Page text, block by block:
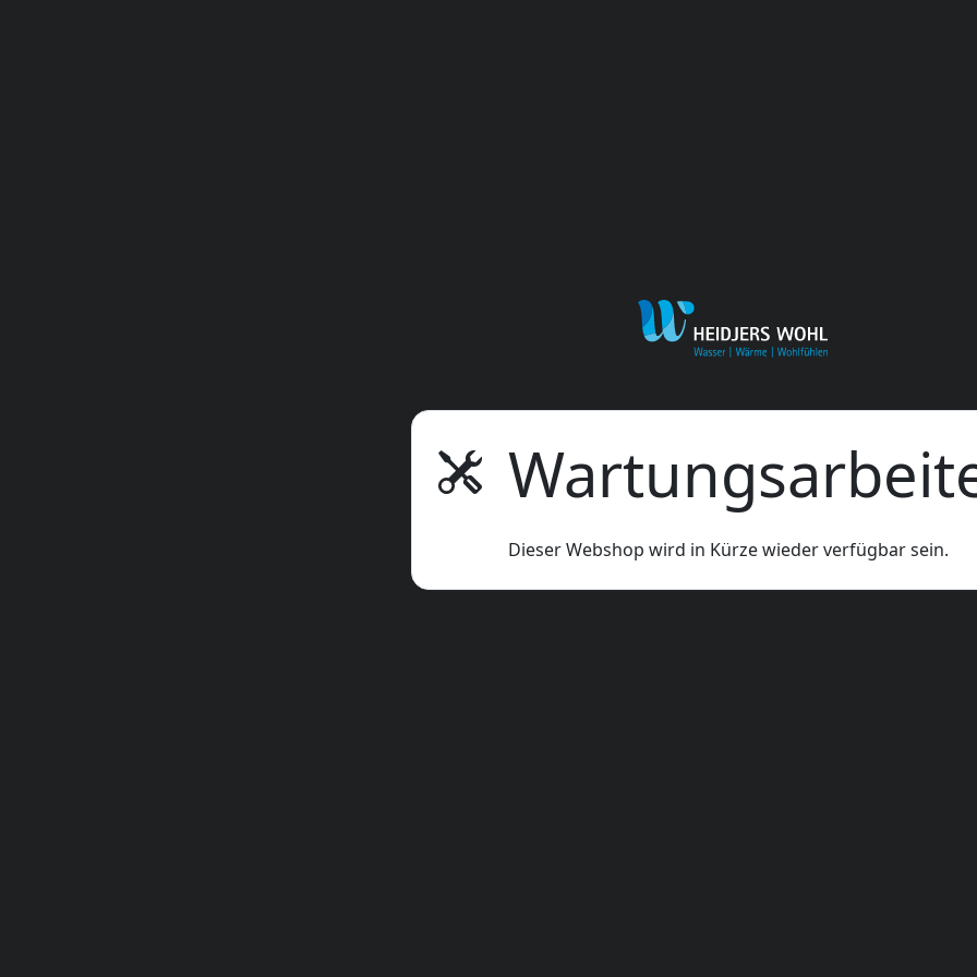
Dieser Webshop wird in Kürze wieder verfügbar sein.